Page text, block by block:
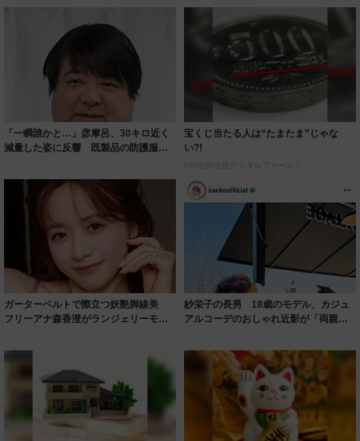
「一瞬誰かと…」彦摩呂、30キロ近く
減量した姿に反響 既製品の防護服が
宝くじ当たる人は“たまたま”じゃな
い?!
PR(合同会社デジタルファーム )
ガーターベルトで際立つ妖艶脚線美
フリーアナ森香澄がランジェリーモデ
紗栄子の長男 18歳のモデル、カジュ
アルコーデのおしゃれ近影が「両親の